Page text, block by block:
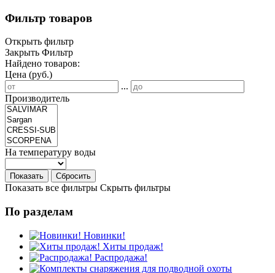
Фильтр товаров
Открыть фильтр
Закрыть Фильтр
Найдено товаров:
Цена (руб.)
...
Производитель
На температуру воды
Показать Сбросить
Показать все фильтры Скрыть фильтры
По разделам
Новинки!
Хиты продаж!
Распродажа!